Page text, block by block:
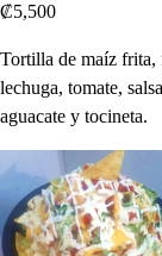
₡5,500
Tortilla de maíz frita,
lechuga, tomate,
aguacate y tocineta.